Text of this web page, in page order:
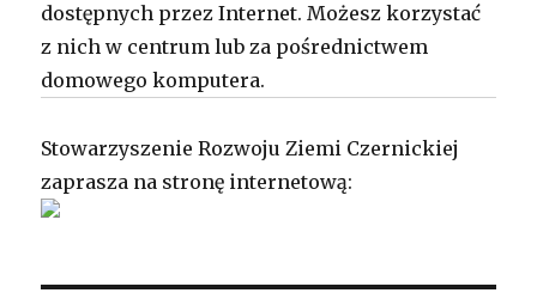
dostępnych przez Internet. Możesz korzystać
z nich w centrum lub za pośrednictwem
domowego komputera.
Stowarzyszenie Rozwoju Ziemi Czernickiej
zaprasza na stronę internetową: